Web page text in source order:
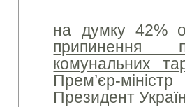
на думку 42%
припинення
комунальних
Прем’єр-
Президент